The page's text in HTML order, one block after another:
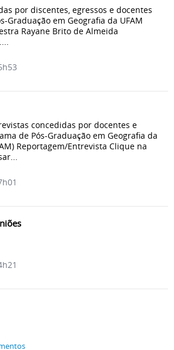
por discentes, egressos e docentes
Graduação em Geografia da UFAM
Rayane Brito de Almeida
concedidas por docentes e
de Pós-Graduação em Geografia da
Reportagem/Entrevista Clique na